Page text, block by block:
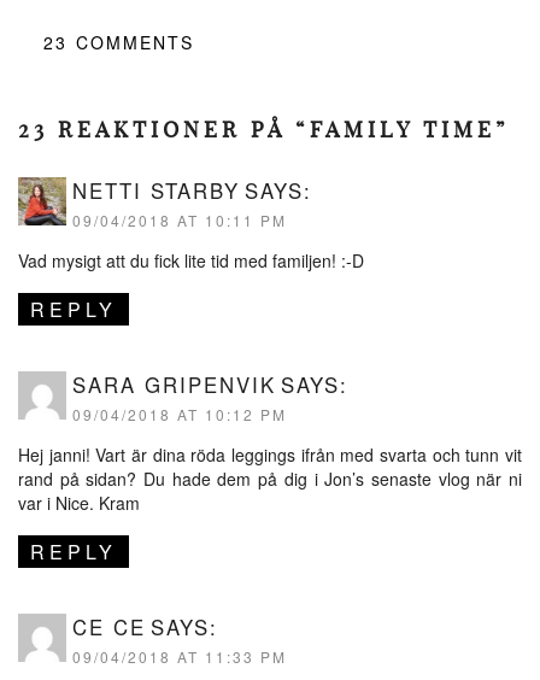
23 COMMENTS
23 REAKTIONER PÅ “FAMILY TIME”
NETTI STARBY SAYS:
09/04/2018 AT 10:11 PM
Vad mysigt att du fick lite tid med familjen! :-D
REPLY
SARA GRIPENVIK SAYS:
09/04/2018 AT 10:12 PM
Hej janni! Vart är dina röda leggings ifrån med svarta och tunn vit
rand på sidan? Du hade dem på dig i Jon’s senaste vlog när ni
var i Nice. Kram
REPLY
CE CE SAYS:
09/04/2018 AT 11:33 PM